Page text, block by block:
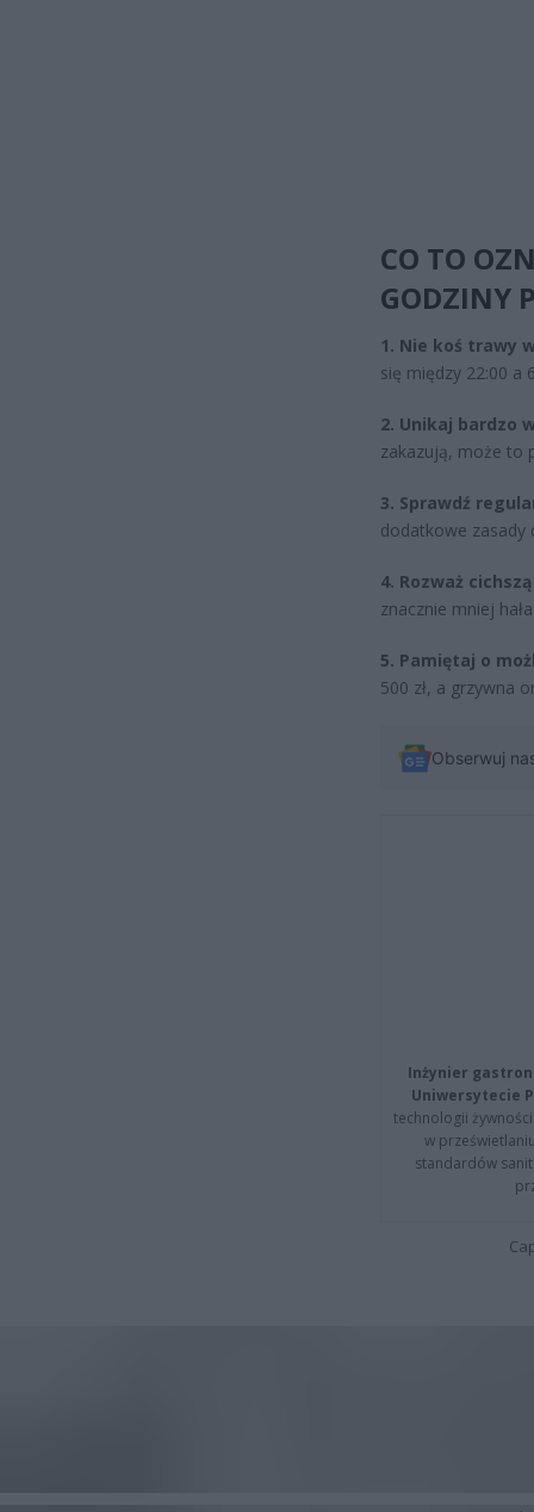
CO TO
GODZINY
1. Nie koś trawy
się między 22:00 a
2. Unikaj bardzo
zakazują, może to
3. Sprawdź
dodatkowe zasady
4. Rozważ
znacznie mniej
5. Pamiętaj o
500 zł, a grzywna
Obserwuj
Inżynier
Uniwersytecie
technologii
w
standardów